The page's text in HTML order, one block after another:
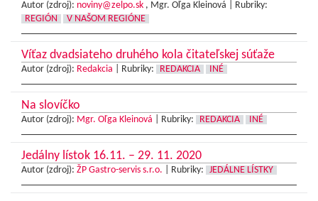
Autor (zdroj): noviny@zelpo.sk , Mgr. Oľga Kleinová |
Rubriky:
REGIÓN
V NAŠOM REGIÓNE
Víťaz dvadsiateho druhého kola čitateľskej súťaže
Autor (zdroj): Redakcia Rubriky: REDAKCIA INÉ
Na slovíčko
Autor (zdroj): Mgr. Oľga Kleinová Rubriky: REDAKCIA INÉ
Jedálny lístok 16.11. – 29. 11. 2020
Autor (zdroj): ŽP Gastro-servis s.r.o. Rubriky: JEDÁLNE LÍSTKY